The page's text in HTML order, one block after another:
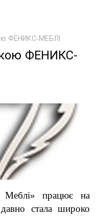
ФЕНИКС-МЕБЛІ
ФЕНИКС-
Меблі» працює на
стала широко